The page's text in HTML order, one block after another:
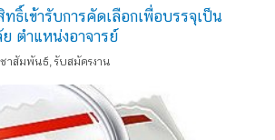
ธิ์เข้ารับการคัดเลือกเพื่อบรรจุเป็น
ตำแหน่งอาจารย์
ชาสัมพันธ์, รับสมัครงาน